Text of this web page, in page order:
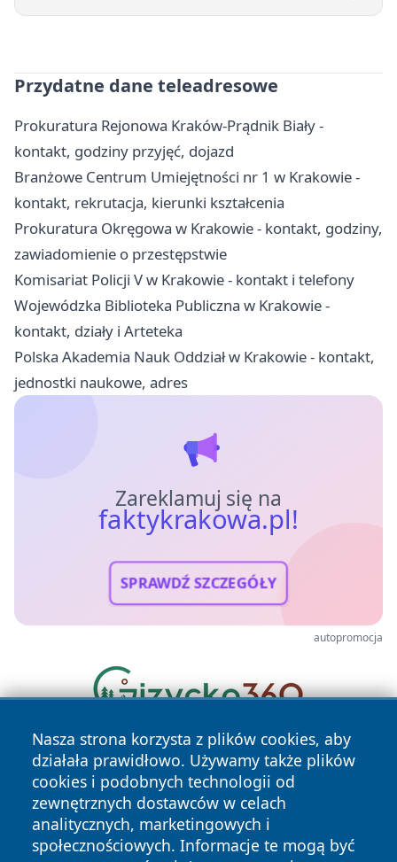
Przydatne dane teleadresowe
Prokuratura Rejonowa Kraków-Prądnik Biały -
kontakt, godziny przyjęć, dojazd
Branżowe Centrum Umiejętności nr 1 w Krakowie -
kontakt, rekrutacja, kierunki kształcenia
Prokuratura Okręgowa w Krakowie - kontakt, godziny,
zawiadomienie o przestępstwie
Komisariat Policji V w Krakowie - kontakt i telefony
Wojewódzka Biblioteka Publiczna w Krakowie -
kontakt, działy i Arteteka
Polska Akademia Nauk Oddział w Krakowie - kontakt,
jednostki naukowe, adres
Zareklamuj się na
faktykrakowa.pl!
SPRAWDŹ SZCZEGÓŁY
autopromocja
Nasza strona korzysta z plików cookies, aby
działała prawidłowo. Używamy także plików
cookies i podobnych technologii od
zewnętrznych dostawców w celach
analitycznych, marketingowych i
społecznościowych. Informacje te mogą być
Copyright © 2026 faktykrakowa.pl Wszystkie prawa